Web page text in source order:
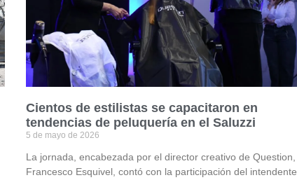
Cientos de estilistas se capacitaron en
tendencias de peluquería en el Saluzzi
5 de mayo de 2026
La jornada, encabezada por el director creativo de Question,
Francesco Esquivel, contó con la participación del intendente